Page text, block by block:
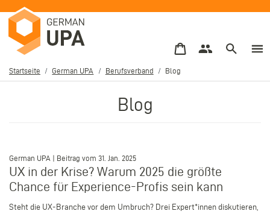
zum
Inhalt
Startseite German UPA Berufsverband Blog
Blog
German UPA | Beitrag vom 31. Jan. 2025
UX in der Krise? Warum 2025 die größte
Chance für Experience-Profis sein kann
Steht die UX-Branche vor dem Umbruch? Drei Expert*innen diskutieren,